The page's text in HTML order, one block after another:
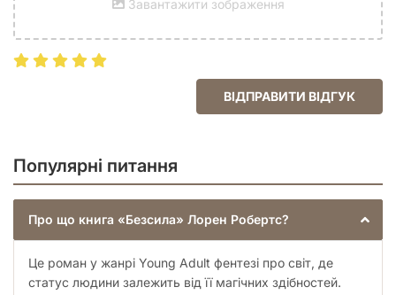
доводять свою цінність всупереч обставинам.
оформленням.
Завдяки поєднанню магії, драми та пригод, ця книга стає
не просто розвагою, а справжньою подорожжю у світ, де
навіть найменша іскра надії може змінити хід історії.
очікують.
Завантажити зображення
ВІДПРАВИТИ ВІДГУК
Популярні питання
Про що книга «Безсила» Лорен Робертс?
Це роман у жанрі Young Adult фентезі про світ, де
статус людини залежить від її магічних здібностей.